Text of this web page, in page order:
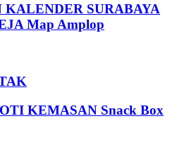
KALENDER SURABAYA
Map Amplop
KEMASAN Snack Box